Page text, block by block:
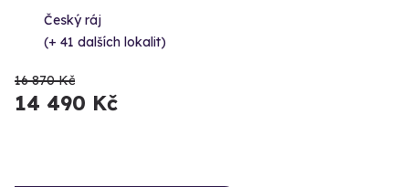
Český ráj
(+ 41 dalších lokalit)
16 870 Kč
14 490 Kč